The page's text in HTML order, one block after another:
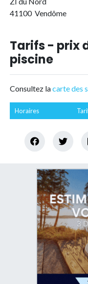
41100 Vendôme
Tarifs - prix
piscine
Consultez lacarte des
Horaires